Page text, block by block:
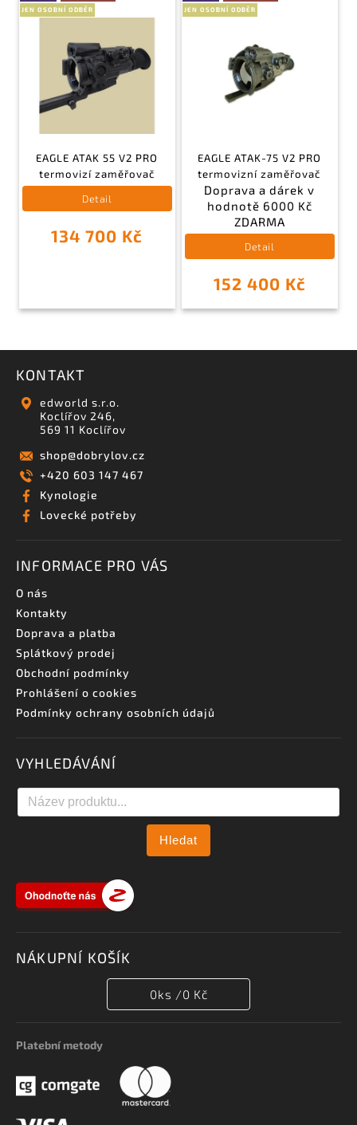
JEN OSOBNÍ ODBĚR
EAGLE ATAK 55 V2 PRO
termovizí zaměřovač
134 700 Kč
Detail
JEN OSOBNÍ ODBĚR
EAGLE ATAK-75 V2 PRO
termovizní zaměřovač
Doprava a dárek v
hodnotě 6000 Kč
ZDARMA
152 400 Kč
Detail
KONTAKT
edworld s.r.o.
Koclířov 246,
569 11 Koclířov
shop@dobrylov.cz
+420 603 147 467
Kynologie
Lovecké potřeby
INFORMACE PRO VÁS
O nás
Kontakty
Doprava a platba
Splátkový prodej
Obchodní podmínky
Prohlášení o cookies
Podmínky ochrany osobních údajů
VYHLEDÁVÁNÍ
Hledat
NÁKUPNÍ KOŠÍK
0ks /0 Kč
Platební metody